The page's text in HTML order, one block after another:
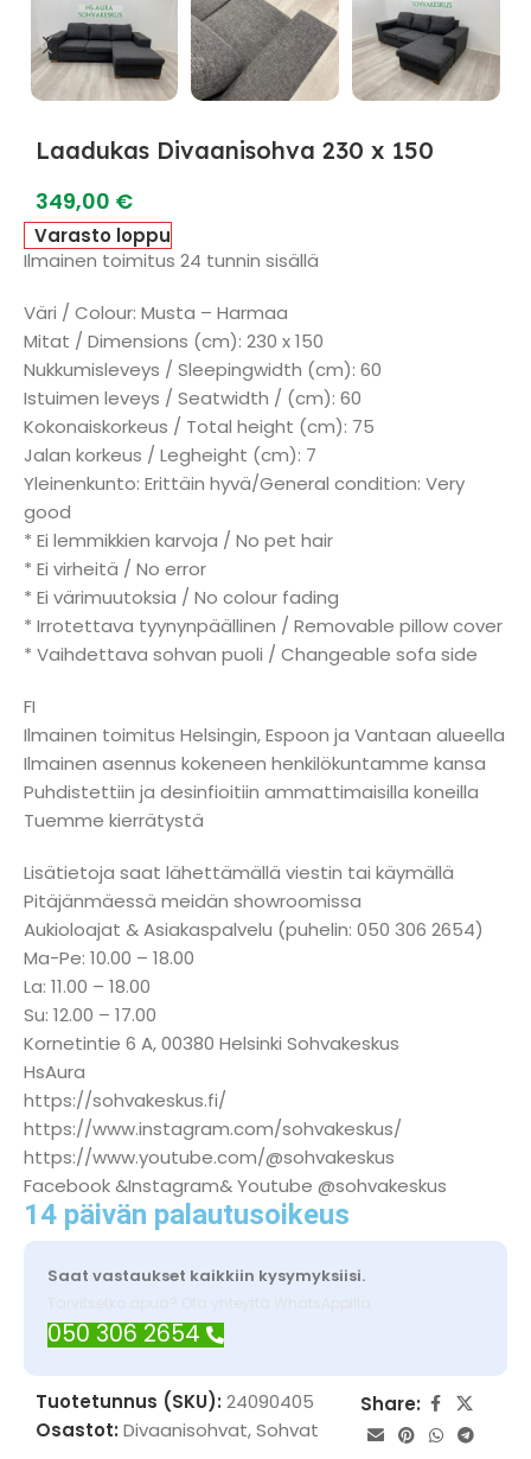
Laadukas Divaanisohva 230 x 150
349,00 €
Varasto loppu
Ilmainen toimitus 24 tunnin sisällä
Väri / Colour: Musta – Harmaa
Mitat / Dimensions (cm): 230 x 150
Nukkumisleveys / Sleepingwidth (cm): 60
Istuimen leveys / Seatwidth / (cm): 60
Kokonaiskorkeus / Total height (cm): 75
Jalan korkeus / Legheight (cm): 7
Yleinenkunto: Erittäin hyvä/General condition: Very
good
* Ei lemmikkien karvoja / No pet hair
* Ei virheitä / No error
* Ei värimuutoksia / No colour fading
* Irrotettava tyynynpäällinen / Removable pillow cover
* Vaihdettava sohvan puoli / Changeable sofa side
FI
Ilmainen toimitus Helsingin, Espoon ja Vantaan alueella
Ilmainen asennus kokeneen henkilökuntamme kansa
Puhdistettiin ja desinfioitiin ammattimaisilla koneilla
Tuemme kierrätystä
Lisätietoja saat lähettämällä viestin tai käymällä
Pitäjänmäessä meidän showroomissa
Aukioloajat & Asiakaspalvelu (puhelin: 050 306 2654)
Ma-Pe: 10.00 – 18.00
La: 11.00 – 18.00
Su: 12.00 – 17.00
Kornetintie 6 A, 00380 Helsinki Sohvakeskus
HsAura
https://sohvakeskus.fi/
https://www.instagram.com/sohvakeskus/
https://www.youtube.com/@sohvakeskus
Facebook &Instagram& Youtube @sohvakeskus
14 päivän palautusoikeus
Saat vastaukset kaikkiin kysymyksiisi.
Tarvitsetko apua? Ota yhteyttä WhatsAppilla
050 306 2654
Tuotetunnus (SKU): 24090405
Osastot: Divaanisohvat,Sohvat
Share: